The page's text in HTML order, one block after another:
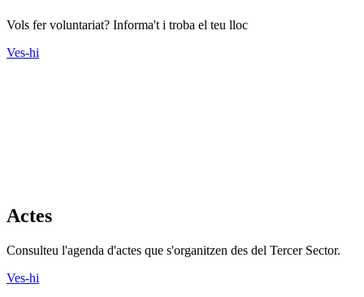
Vols fer voluntariat? Informa't i troba el teu lloc
Ves-hi
Actes
Consulteu l'agenda d'actes que s'organitzen des del Tercer Sector.
Ves-hi